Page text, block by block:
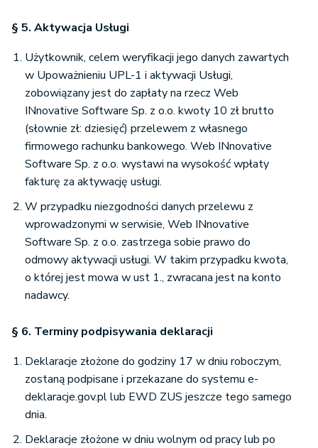
§ 5. Aktywacja Usługi
Użytkownik, celem weryfikacji jego danych zawartych
w Upoważnieniu UPL-1 i aktywacji Usługi,
zobowiązany jest do zapłaty na rzecz Web
INnovative Software Sp. z o.o. kwoty 10 zł brutto
(słownie zł: dziesięć) przelewem z własnego
firmowego rachunku bankowego. Web INnovative
Software Sp. z o.o. wystawi na wysokość wpłaty
fakturę za aktywację usługi.
W przypadku niezgodności danych przelewu z
wprowadzonymi w serwisie, Web INnovative
Software Sp. z o.o. zastrzega sobie prawo do
odmowy aktywacji usługi. W takim przypadku kwota,
o której jest mowa w ust 1., zwracana jest na konto
nadawcy.
§ 6. Terminy podpisywania deklaracji
Deklaracje złożone do godziny 17 w dniu roboczym,
zostaną podpisane i przekazane do systemu e-
deklaracje.gov.pl lub EWD ZUS jeszcze tego samego
dnia.
Deklaracje złożone w dniu wolnym od pracy lub po